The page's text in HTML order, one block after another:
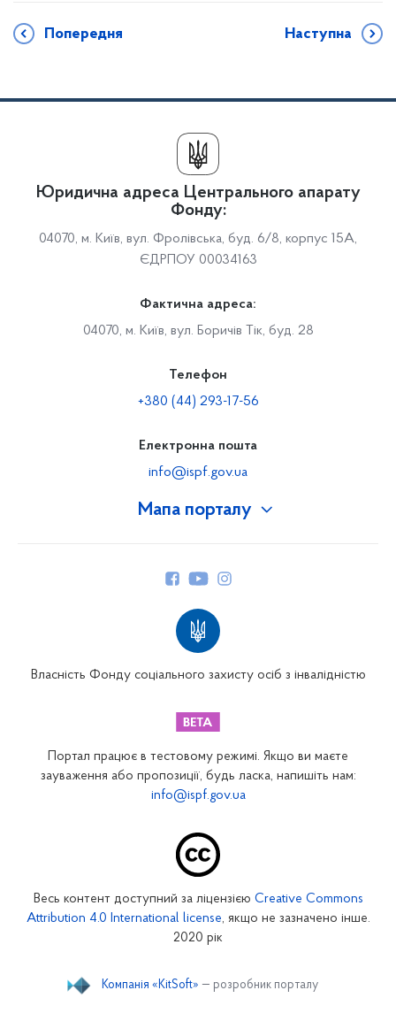
Попередня Наступна
Мапа порталу
Закарпатське відділення
Запорізьке відділення
Кіровоградське відділення
Миколаївське відділення
Юридична адреса Центрального апарату
Фонду:
04070, м. Київ, вул. Фролівська, буд. 6/8, корпус 15А,
ЄДРПОУ 00034163
Фактична адреса:
04070, м. Київ, вул. Боричів Тік, буд. 28
Телефон
+380 (44) 293-17-56
Електронна пошта
info@ispf.gov.ua
Власність Фонду соціального захисту осіб з інвалідністю
Портал працює в тестовому режимі. Якщо ви маєте
зауваження або пропозиції, будь ласка, напишіть нам:
info@ispf.gov.ua
Весь контент доступний за ліцензією Creative Commons
Attribution 4.0 International license, якщо не зазначено інше.
2020 рік
Компанія «KitSoft» — розробник порталу